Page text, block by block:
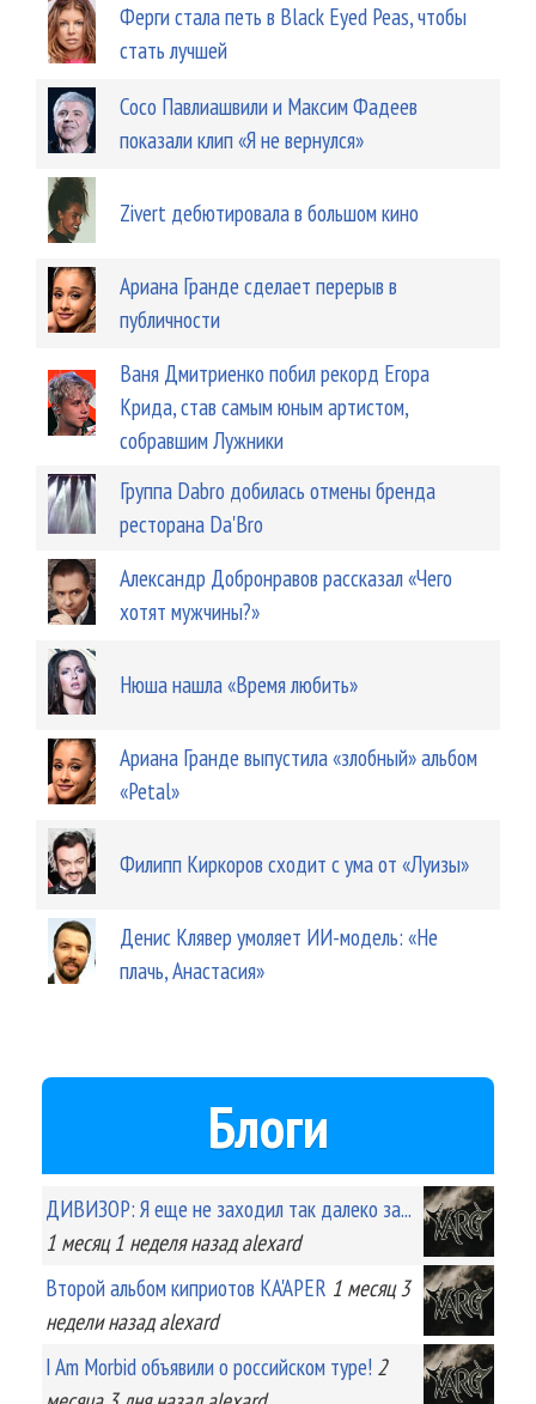
Ферги стала петь в Black Eyed Peas, чтобы
стать лучшей
Сосо Павлиашвили и Максим Фадеев
показали клип «Я не вернулся»
Zivert дебютировала в большом кино
Ариана Гранде сделает перерыв в
публичности
Ваня Дмитриенко побил рекорд Егора
Крида, став самым юным артистом,
собравшим Лужники
Группа Dabro добилась отмены бренда
ресторана Da'Bro
Александр Добронравов рассказал «Чего
хотят мужчины?»
Нюша нашла «Время любить»
Ариана Гранде выпустила «злобный» альбом
«Petal»
Филипп Киркоров сходит с ума от «Луизы»
Денис Клявер умоляет ИИ-модель: «Не
плачь, Анастасия»
Блоги
ДИВИЗОР: Я еще не заходил так далеко за...
1 месяц 1 неделяназад alexard
Второй альбом киприотов KA'APER 1 месяц 3
неделиназад alexard
I Am Morbid объявили о российском туре! 2